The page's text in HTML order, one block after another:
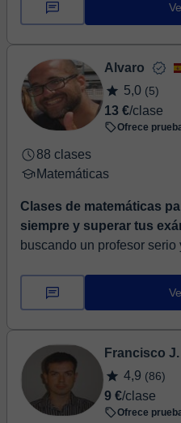
Alvaro
5,0 (5)
13 €/clase
Ofrece
88 clases
Matemáticas
Clases de matemáticas
siempre y superar tus
buscando un profesor
buscas. Me avalan muchos
Francisco J.
4,9 (86)
9 €/clase
Ofrece